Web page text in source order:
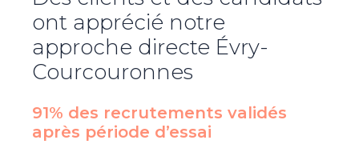
ont apprécié notre
approche directe Évry-
Courcouronnes
91% des recrutements validés
après période d’essai​